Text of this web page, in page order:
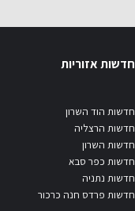
חדשות אזוריות
חדשות הוד השרון
חדשות הרצליה
חדשות השרון
חדשות כפר סבא
חדשות נתניה
חדשות פרדס חנה כרכור